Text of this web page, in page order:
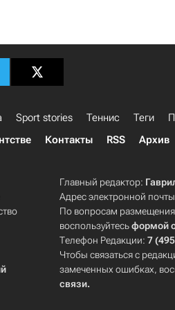
Sport stories Теннис Теги
Контакты RSS Архив
Главный редактор:
Адрес электронной
По вопросам
воспользуйтесьформой
Телефон Редакции:7
Чтобы связаться с
замеченных ошибках,
связи.